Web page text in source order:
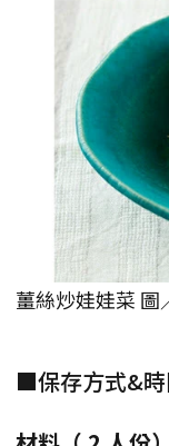
薑絲炒娃娃菜 圖
■保存方式&時